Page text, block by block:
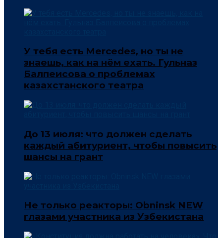
У тебя есть Mercedes, но ты не
знаешь, как на нём ехать. Гульназ
Балпеисова о проблемах
казахстанского театра
До 13 июля: что должен сделать
каждый абитуриент, чтобы повысить
шансы на грант
Не только реакторы: Obninsk NEW
глазами участника из Узбекистана